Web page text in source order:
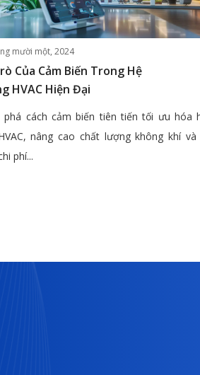
mười một, 2024
Của Cảm Biến Trong Hệ
HVAC Hiện Đại
phá cách cảm biến tiên tiến tối ưu hóa
nâng cao chất lượng không khí
phí...